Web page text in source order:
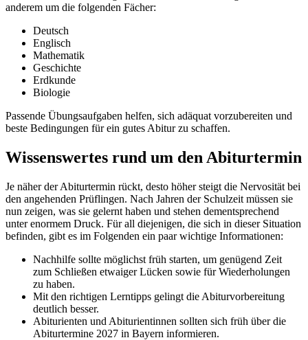
anderem um die folgenden Fächer:
Deutsch
Englisch
Mathematik
Geschichte
Erdkunde
Biologie
Passende Übungsaufgaben helfen, sich adäquat vorzubereiten und
beste Bedingungen für ein gutes Abitur zu schaffen.
Wissenswertes rund um den Abiturtermin
Je näher der Abiturtermin rückt, desto höher steigt die Nervosität bei
den angehenden Prüflingen. Nach Jahren der Schulzeit müssen sie
nun zeigen, was sie gelernt haben und stehen dementsprechend
unter enormem Druck. Für all diejenigen, die sich in dieser Situation
befinden, gibt es im Folgenden ein paar wichtige Informationen:
Nachhilfe sollte möglichst früh starten, um genügend Zeit
zum Schließen etwaiger Lücken sowie für Wiederholungen
zu haben.
Mit den richtigen Lerntipps gelingt die Abiturvorbereitung
deutlich besser.
Abiturienten und Abiturientinnen sollten sich früh über die
Abiturtermine 2027 in Bayern informieren.